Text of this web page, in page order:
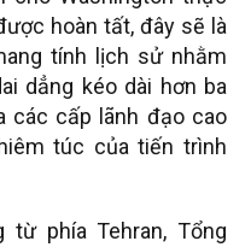
hoàn tất, đây sẽ là
tính lịch sử nhằm
dẳng kéo dài hơn ba
các cấp lãnh đạo cao
túc của tiến trình
phía Tehran, Tổng